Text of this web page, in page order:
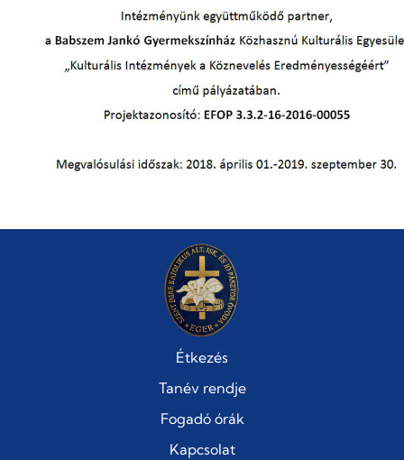
Étkezés
Tanév rendje
Fogadó órák
Kapcsolat